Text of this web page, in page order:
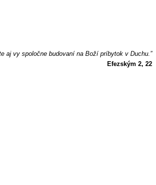
aj vy spoločne budovaní na Boží príbytok v Duchu.”
Efezským 2, 22